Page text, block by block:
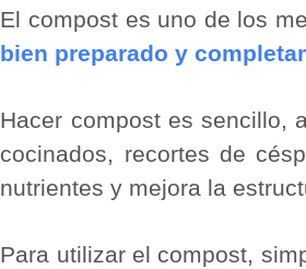
El compost es uno de los
bien preparado y
Hacer compost es sencillo,
cocinados, recortes de
nutrientes y mejora la
Para utilizar el compost,